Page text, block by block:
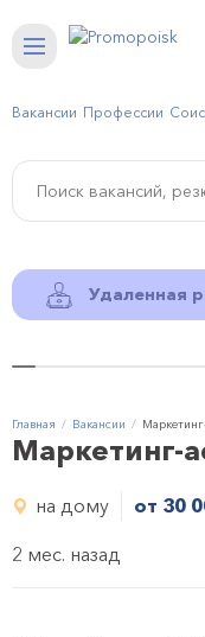
Вакансии Профессии
Удаленная
Главная Вакансии
Маркетинг-
на дому от 30
2 мес. назад